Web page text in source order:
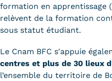
formation en apprentissage
relèvent de la formation
sous statut étudiant.
Le Cnam BFC s'appuie
centres et plus de 30 lieux
l’ensemble du territoire de